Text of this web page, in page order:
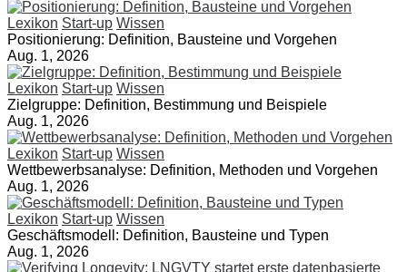
Lexikon Start-up Wissen
Positionierung: Definition, Bausteine und Vorgehen
Aug. 1, 2026
Lexikon Start-up Wissen
Zielgruppe: Definition, Bestimmung und Beispiele
Aug. 1, 2026
Lexikon Start-up Wissen
Wettbewerbsanalyse: Definition, Methoden und Vorgehen
Aug. 1, 2026
Lexikon Start-up Wissen
Geschäftsmodell: Definition, Bausteine und Typen
Aug. 1, 2026